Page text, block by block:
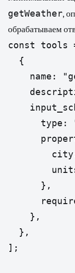
getWeather,
обрабатываем
const tools
  {
name:
type:
      },
    },
  },
];